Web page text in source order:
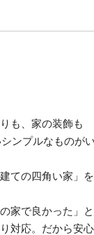
も、家の装飾も
ンプルなものがい
ての四角い家」を
家で良かった」
対応。だから安心